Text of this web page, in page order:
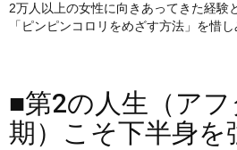
2万人以上の女性に向きあってきた経験
「ピンピンコロリをめざす方法」を惜
■第2の人生（ア
期）こそ下半身を